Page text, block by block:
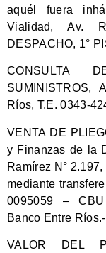
aquél fuera
Vialidad, Av.
DESPACHO, 1°
CONSULTA
SUMINISTROS,
Ríos, T.E. 0343-
VENTA DE
y Finanzas de la
Ramírez N°
mediante
0095059 – CBU
Banco Entre Ríos.-
VALOR DEL